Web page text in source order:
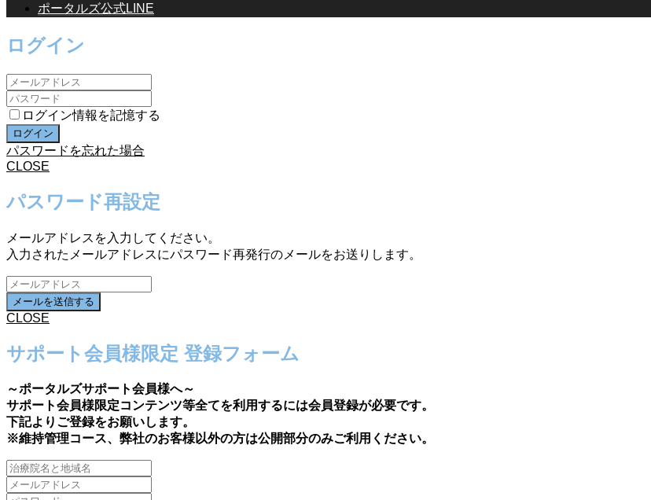
ポータルズ公式LINE
ログイン
ログイン情報を記憶する
パスワードを忘れた場合
CLOSE
パスワード再設定
メールアドレスを入力してください。
入力されたメールアドレスにパスワード再発行のメールをお送りします。
CLOSE
サポート会員様限定 登録フォーム
～ポータルズサポート会員様へ～
サポート会員様限定コンテンツ等全てを利用するには会員登録が必要です。
下記よりご登録をお願いします。
※維持管理コース、弊社のお客様以外の方は公開部分のみご利用ください。